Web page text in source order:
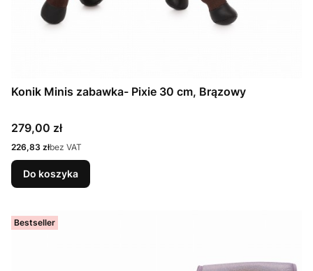
Konik Minis zabawka- Pixie 30 cm, Brązowy
Cena
279,00 zł
Cena
226,83 złbez VAT
Do koszyka
Bestseller